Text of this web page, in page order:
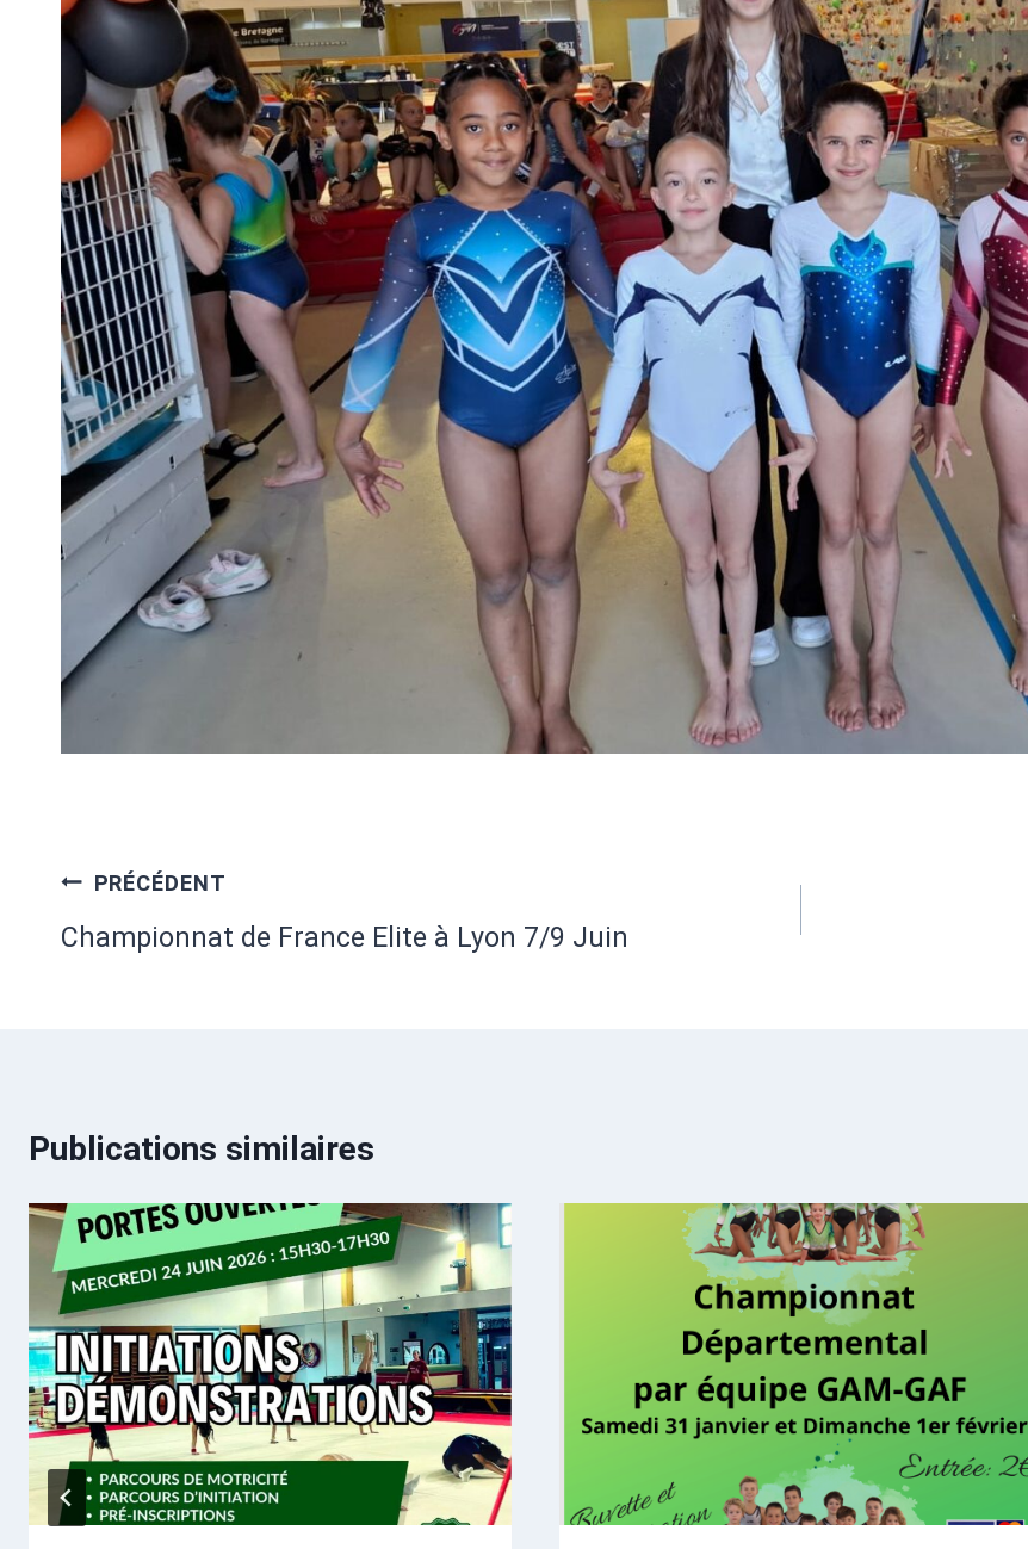
Navigation
de
PRÉCÉDENT
Championnat de France Elite à Lyon 7/9 Juin
Publications similaires